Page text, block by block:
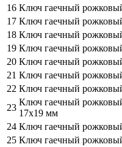
16 Ключ гаечный
17 Ключ гаечный
18 Ключ гаечный
19 Ключ гаечный
20 Ключ гаечный
21 Ключ гаечный
22 Ключ гаечный
23
Ключ гаечный
17х19 мм
24 Ключ гаечный
25 Ключ гаечный